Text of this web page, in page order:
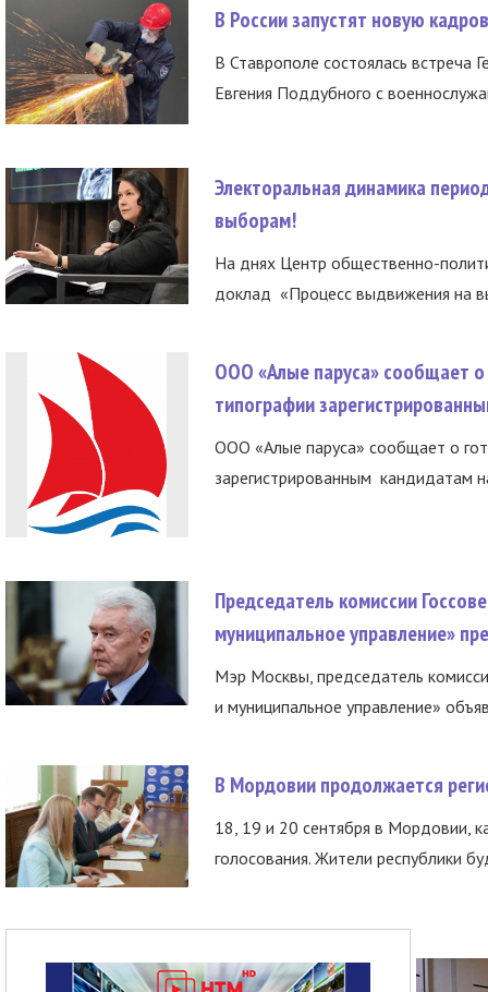
В России запустят новую
В Ставрополе состоялась встреча
Евгения Поддубного с
Электоральная динамика
выборам!
На днях Центр общественно-
доклад «Процесс выдвижения на
ООО «Алые паруса» сообщает о
типографии
ООО «Алые паруса» сообщает о
зарегистрированным кандидатам
Председатель комиссии
муниципальное управление»
Мэр Москвы, председатель
и муниципальное управление»
В Мордовии продолжается
18, 19 и 20 сентября в Мордовии,
голосования. Жители республики